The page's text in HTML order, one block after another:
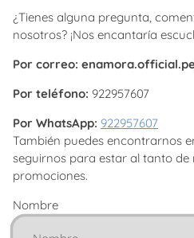
¿Tienes alguna pregunta,
nosotros? ¡Nos encantaría
Por correo:
Por teléfono: 922957607
Por WhatsApp: 922957607
También puedes encontrarnos
seguirnos para estar al tanto de
promociones.
Nombre